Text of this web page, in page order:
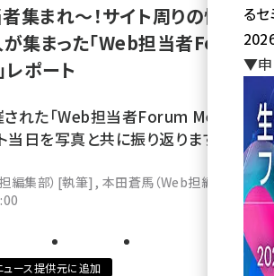
集まれ～！サイト周りの悩み
が集まった「Web担当者Forum
ポート
れた「Web担当者Forum Meet
当日を写真と共に振り返ります！
編集部） [執筆] , 本田蒼馬（Web担編集部）
ュース提供元に追加
る
▼申